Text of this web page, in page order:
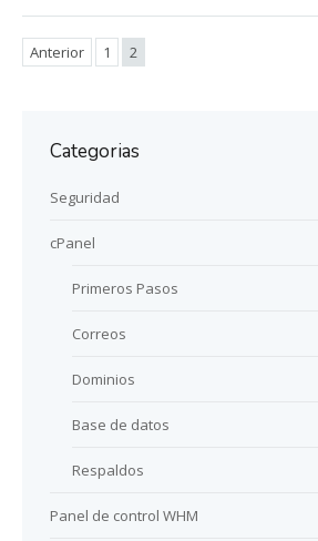
Anterior 1 2
Categorias
Seguridad
cPanel
Primeros Pasos
Correos
Dominios
Base de datos
Respaldos
Panel de control WHM